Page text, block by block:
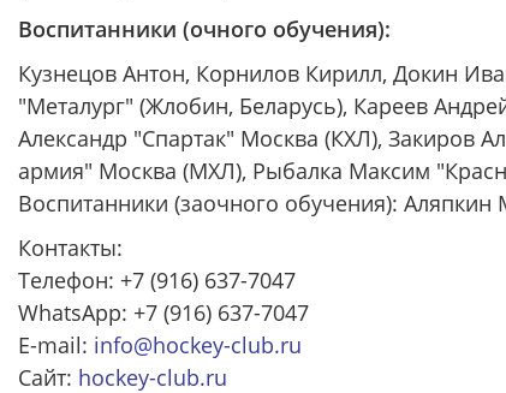
Воспитанники (очного обучения):
Кузнецов Антон, Корнилов Кирилл, Докин
"Металург" (Жлобин, Беларусь), Кареев
Александр "Спартак" Москва (КХЛ), Закиров
армия" Москва (МХЛ), Рыбалка Максим
Воспитанники (заочного обучения):
Контакты:
Телефон: +7 (916) 637-7047
WhatsApp: +7 (916) 637-7047
E-mail: info@hockey-club.ru
Сайт: hockey-club.ru